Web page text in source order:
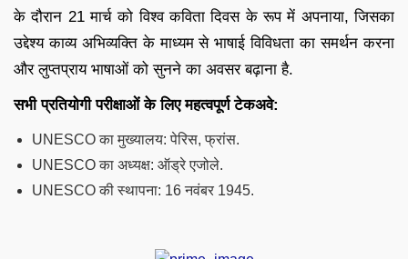
के दौरान 21 मार्च को विश्व कविता दिवस के रूप में अपनाया, जिसका
उद्देश्य काव्य अभिव्यक्ति के माध्यम से भाषाई विविधता का समर्थन करना
और लुप्तप्राय भाषाओं को सुनने का अवसर बढ़ाना है.
सभी प्रतियोगी परीक्षाओं के लिए महत्वपूर्ण टेकअवे:
UNESCO का मुख्यालय: पेरिस, फ्रांस.
UNESCO का अध्यक्ष: ऑड्रे एजोले.
UNESCO की स्थापना: 16 नवंबर 1945.